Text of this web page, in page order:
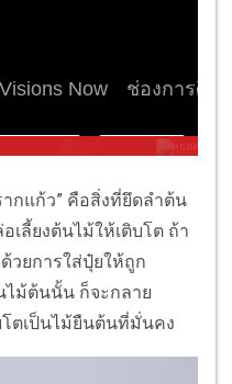
กแก้ว” คือสิ่งที่ยึดลำต้น
เลี้ยงต้นไม้ให้เติบโต ถ้า
วยการใส่ปุ๋ยให้ถูก
ไม้ต้นนั้น ก็จะกลาย
ตเป็นไม้ยืนต้นที่มั่นคง